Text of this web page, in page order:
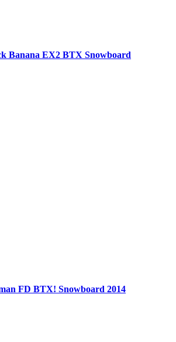
Banana EX2 BTX Snowboard
FD BTX! Snowboard 2014